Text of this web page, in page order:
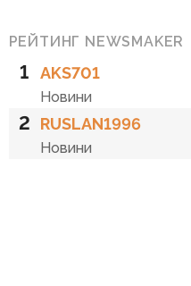
РЕЙТИНГ NEWSMAKER
1 AKS701
Новини
2 RUSLAN1996
Новини